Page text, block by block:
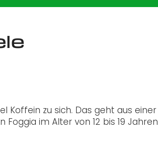
Koffein zu sich. Das geht aus einer
Foggia im Alter von 12 bis 19 Jahren